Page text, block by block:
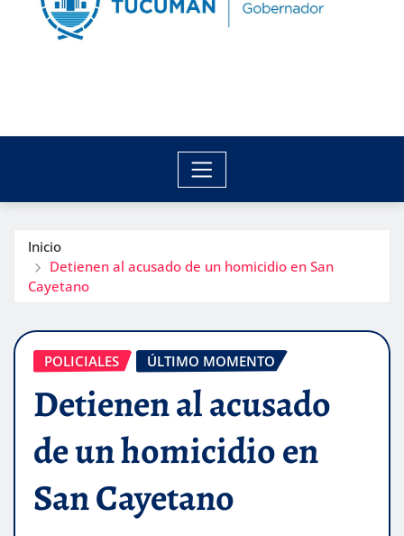
Inicio
Detienen al acusado de un homicidio en San
Cayetano
POLICIALES ÚLTIMO MOMENTO
Detienen al acusado
de un homicidio en
San Cayetano